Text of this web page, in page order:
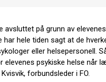
avsluttet på grunn av
hele tiden sagt at de
eller helsepersonell.
psykiske helse når
forbundsleder i FO.